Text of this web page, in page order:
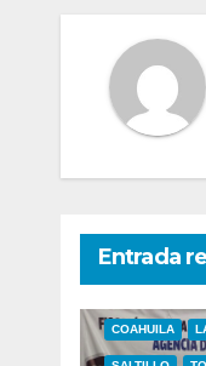
Entrada
COAHUILA